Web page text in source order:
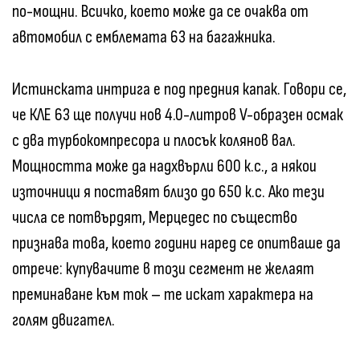
по-мощни. Всичко, което може да се очаква от
автомобил с емблемата 63 на багажника.
Истинската интрига е под предния капак. Говори се,
че КЛЕ 63 ще получи нов 4.0-литров V-образен осмак
с два турбокомпресора и плосък колянов вал.
Мощността може да надхвърли 600 к.с., а някои
източници я поставят близо до 650 к.с. Ако тези
числа се потвърдят, Мерцедес по същество
признава това, което години наред се опитваше да
отрече: купувачите в този сегмент не желаят
преминаване към ток – те искат характера на
голям двигател.